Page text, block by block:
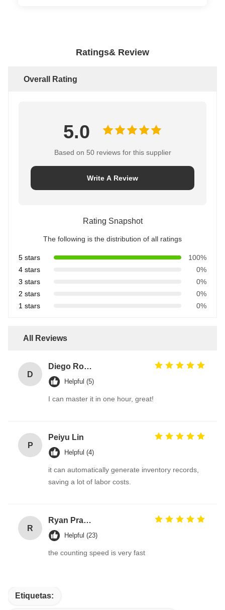
Ratings& Review
Overall Rating
5.0
Based on 50 reviews for this supplier
Write A Review
Rating Snapshot
The following is the distribution of all ratings
5 stars
100%
4 stars
0%
3 stars
0%
2 stars
0%
1 stars
0%
All Reviews
D
Diego Rodriguez
Helpful (5)
I can master it in one hour, great!
P
Peiyu Lin
Helpful (4)
it can automatically generate inventory records,
saving a lot of labor costs.
R
Ryan Pranoto
Helpful (23)
the counting speed is very fast
Etiquetas: